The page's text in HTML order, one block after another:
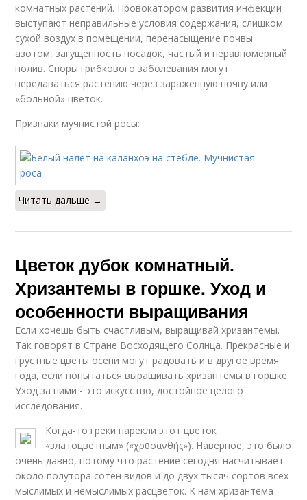
комнатных растений. Провокатором развития инфекции
выступают неправильные условия содержания, слишком
сухой воздух в помещении, перенасыщение почвы
азотом, загущенность посадок, частый и неравномерный
полив. Споры грибкового заболевания могут
передаваться растению через зараженную почву или
«больной» цветок.
Признаки мучнистой росы:
Читать дальше →
Цветок дубок комнатный.
Хризантемы в горшке. Уход и
особенности выращивания
Если хочешь быть счастливым, выращивай хризантемы.
Так говорят в Стране Восходящего Солнца. Прекрасные и
грустные цветы осени могут радовать и в другое время
года, если попытаться выращивать хризантемы в горшке.
Уход за ними - это искусство, достойное целого
исследования.
Когда-то греки нарекли этот цветок
«златоцветным» («χρῡσανθής»). Наверное, это было
очень давно, потому что растение сегодня насчитывает
около полутора сотен видов и до двух тысяч сортов всех
мыслимых и немыслимых расцветок. К нам хризантема